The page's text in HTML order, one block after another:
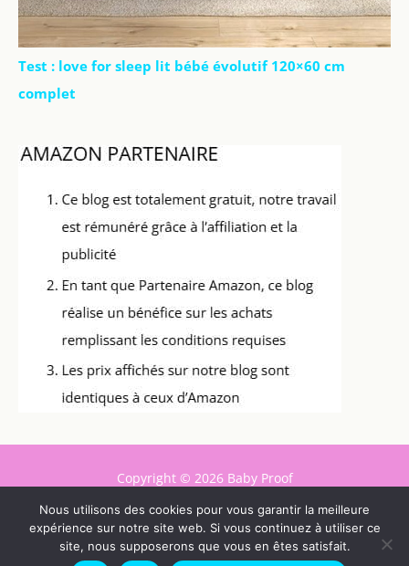
Test : love for sleep lit bébé évolutif 120×60 cm
complet
Copyright © 2026 Baby Proof
Contact
Mentions légales
Politique de confidentialité
Nous utilisons des cookies pour vous garantir la meilleure
expérience sur notre site web. Si vous continuez à utiliser ce
site, nous supposerons que vous en êtes satisfait.